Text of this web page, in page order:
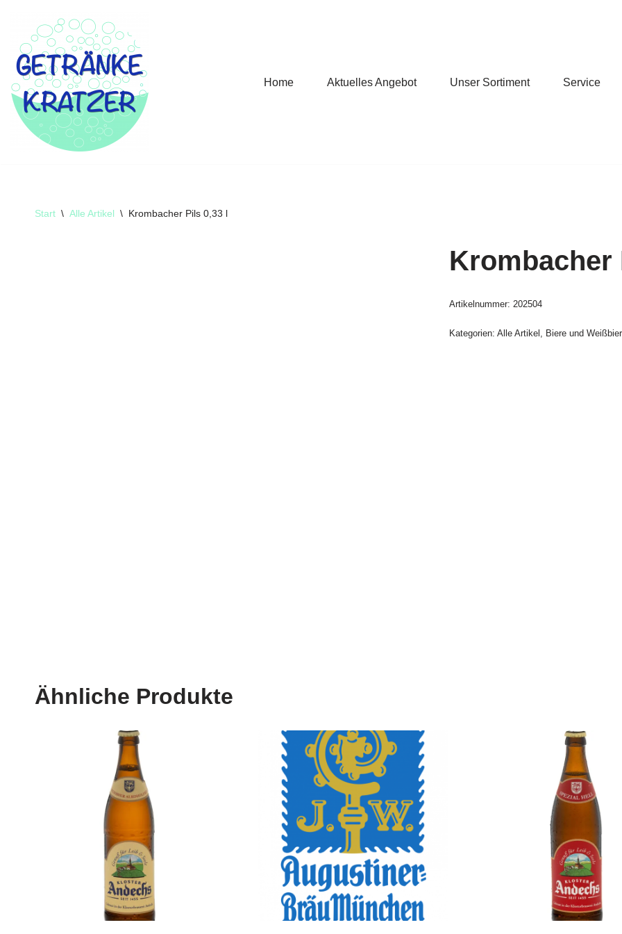
Zum
Inhalt
springen
Home Aktuelles Angebot Unser Sortiment Service
Start \ Alle Artikel \ Krombacher Pils 0,33 l
Krombacher
Artikelnummer:202504
Kategorien:Alle Artikel , Biere und
Ähnliche Produkte